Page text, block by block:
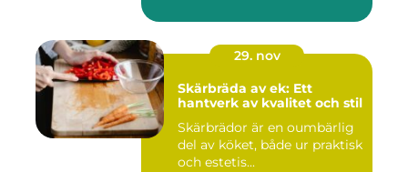
29. nov
Skärbräda av ek: Ett
hantverk av kvalitet och stil
Skärbrädor är en oumbärlig
del av köket, både ur praktisk
och estetis...